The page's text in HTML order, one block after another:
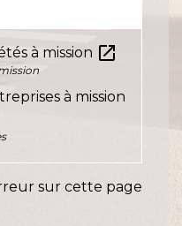
à mission open_in_new
à mission
sur cette page